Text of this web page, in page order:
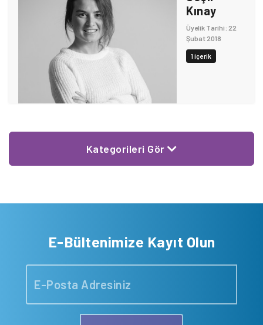
Kınay
Üyelik Tarihi: 22
Şubat 2018
1 içerik
Kategorileri Gör
E-Bültenimize Kayıt Olun